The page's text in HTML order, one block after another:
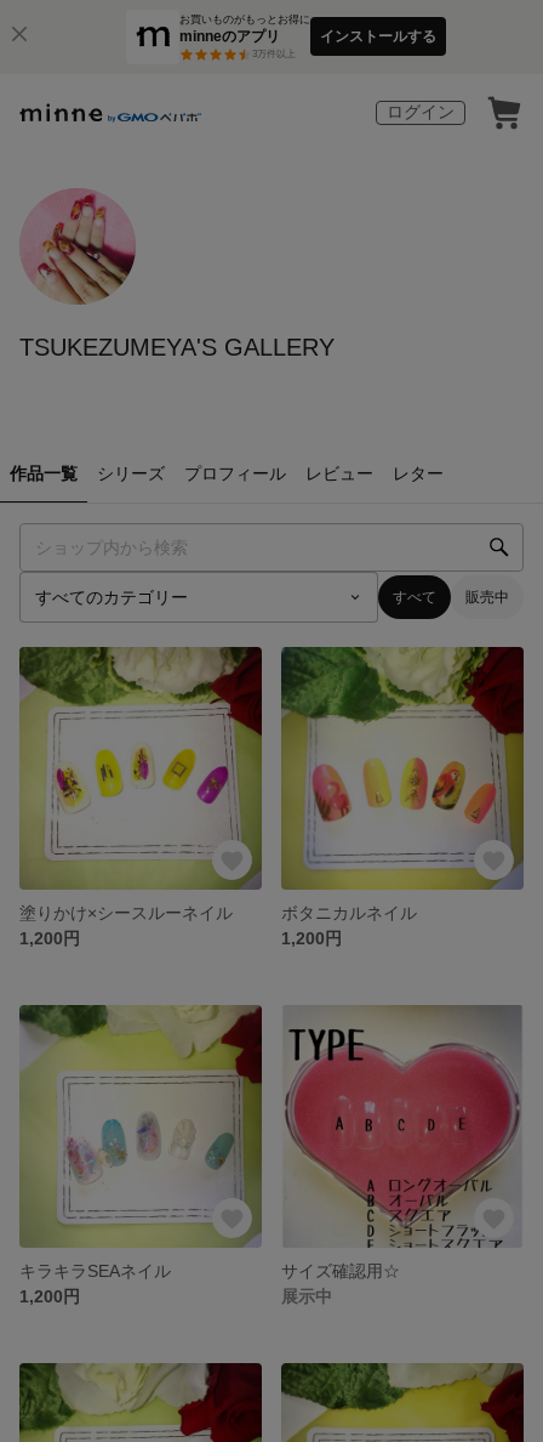
お買いものがもっとお得に
minneのアプリ
3万件以上
インストールする
ログイン
TSUKEZUMEYA'S GALLERY
作品一覧 シリーズ プロフィール レビュー レター
すべて 販売中
塗りかけ×シースルーネイル
1,200円
ボタニカルネイル
1,200円
キラキラSEAネイル
1,200円
サイズ確認用☆
展示中